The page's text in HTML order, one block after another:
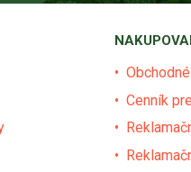
Cenník